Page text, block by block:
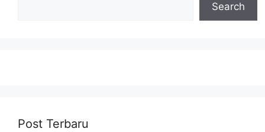
Search
Post Terbaru